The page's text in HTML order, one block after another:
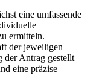
eine umfassende
ermitteln.
der jeweiligen
der Antrag gestellt
eine präzise